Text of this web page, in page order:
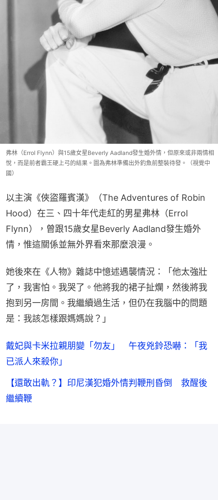
弗林（Errol Flynn）與15歲女星Beverly Aadland發生婚外情，但原來或非兩情相
悅，而是前者霸王硬上弓的結果。圖為弗林準備出外釣魚前整裝待發。（視覺中
國）
以主演《俠盜羅賓漢》（The Adventures of Robin
Hood）在三、四十年代走紅的男星弗林（Errol
Flynn），曾跟15歲女星Beverly Aadland發生婚外
情，惟這關係並無外界看來那麼浪漫。
她後來在《人物》雜誌中憶述遇襲情況：「他太強壯
了，我害怕。我哭了。他將我的裙子扯爛，然後將我
抱到另一房間。我繼續過生活，但仍在我腦中的問題
是：我該怎樣跟媽媽說？」
戴妃與卡米拉親朋變「勿友」 午夜兇鈴恐嚇：「我
已派人來殺你」
【還敢出軌？】印尼漢犯婚外情判鞭刑昏倒 救醒後
繼續鞭